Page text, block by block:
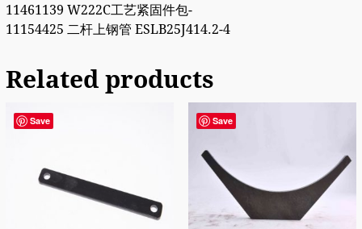
11461139 W222C工艺紧固件包-
11154425 二杆上钢管 ESLB25J414.2-4
Related products
Save Save